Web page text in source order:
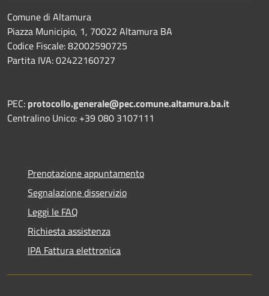
Comune di Altamura
Piazza Municipio, 1, 70022 Altamura BA
Codice Fiscale: 82002590725
Partita IVA: 02422160727
PEC: protocollo.generale@pec.comune.altamura.ba.it
Centralino Unico: +39 080 3107111
Prenotazione appuntamento
Segnalazione disservizio
Leggi le FAQ
Richiesta assistenza
IPA Fattura elettronica